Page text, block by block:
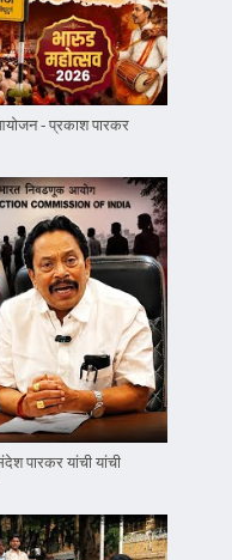
- प्रकाश पारकर
पारकर यांची यांची